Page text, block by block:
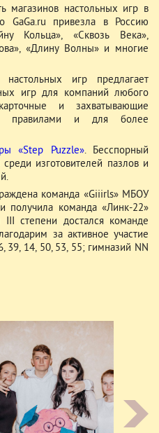
магазинов настольных игр в
GaGa.ru привезла в Россию
Кольца», «Сквозь Века»,
«Длину Волны» и многие
настольных игр предлагает
игр для компаний любого
и захватывающие
правилами и для более
«Step Puzzle». Бесспорный
изготовителей пазлов и
команда «Giiirls» МБОУ
команда «Линк-22»
степени достался команде
за активное участие
39, 14, 50, 53, 55; гимназий NN